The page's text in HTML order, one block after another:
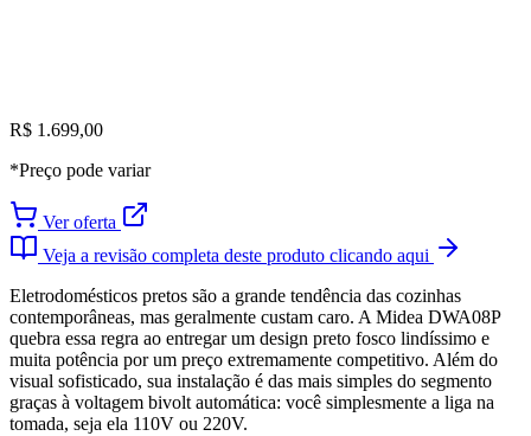
R$ 1.699,00
*Preço pode variar
Ver oferta
Veja a revisão completa deste produto clicando aqui
Eletrodomésticos pretos são a grande tendência das cozinhas
contemporâneas, mas geralmente custam caro. A Midea DWA08P
quebra essa regra ao entregar um design preto fosco lindíssimo e
muita potência por um preço extremamente competitivo. Além do
visual sofisticado, sua instalação é das mais simples do segmento
graças à voltagem bivolt automática: você simplesmente a liga na
tomada, seja ela 110V ou 220V.